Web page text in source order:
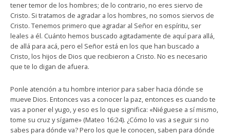
tener temor de los hombres; de lo contrario, no eres siervo de
Cristo. Si tratamos de agradar a los hombres, no somos siervos de
Cristo. Tenemos primero que agradar al Señor en espíritu, ser
leales a él. Cuánto hemos buscado agitadamente de aquí para allá,
de allá para acá, pero el Señor está en los que han buscado a
Cristo, los hijos de Dios que recibieron a Cristo. No es necesario
que te lo digan de afuera.
Ponle atención a tu hombre interior para saber hacia dónde se
mueve Dios. Entonces vas a conocer la paz, entonces es cuando te
vas a poner el yugo, y eso es lo que significa: «Niéguese a sí mismo,
tome su cruz y sígame» (Mateo 16:24). ¿Cómo lo vas a seguir si no
sabes para dónde va? Pero los que le conocen, saben para dónde